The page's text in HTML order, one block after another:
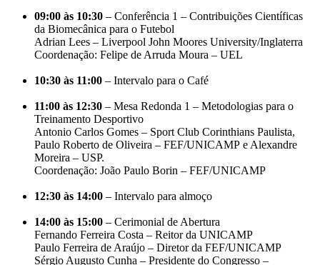
09:00 às 10:30 – Conferência 1 – Contribuições Científicas
da Biomecânica para o Futebol
Adrian Lees – Liverpool John Moores University/Inglaterra
Coordenação: Felipe de Arruda Moura – UEL
10:30 às 11:00 – Intervalo para o Café
11:00 às 12:30 – Mesa Redonda 1 – Metodologias para o
Treinamento Desportivo
Antonio Carlos Gomes – Sport Club Corinthians Paulista,
Paulo Roberto de Oliveira – FEF/UNICAMP e Alexandre
Moreira – USP.
Coordenação: João Paulo Borin – FEF/UNICAMP
12:30 às 14:00 – Intervalo para almoço
14:00 às 15:00 – Cerimonial de Abertura
Fernando Ferreira Costa – Reitor da UNICAMP
Paulo Ferreira de Araújo – Diretor da FEF/UNICAMP
Sérgio Augusto Cunha – Presidente do Congresso –